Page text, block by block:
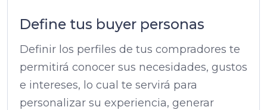
Define tus buyer personas
Definir los perfiles de tus compradores te
permitirá conocer sus necesidades, gustos
e intereses, lo cual te servirá para
personalizar su experiencia, generar